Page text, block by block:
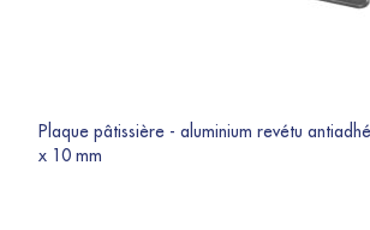
Plaque pâtissière - aluminium revétu
x 10 mm